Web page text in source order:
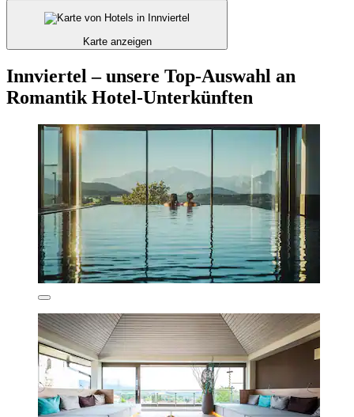
Karte anzeigen
Innviertel – unsere Top-Auswahl an
Romantik Hotel-Unterkünften